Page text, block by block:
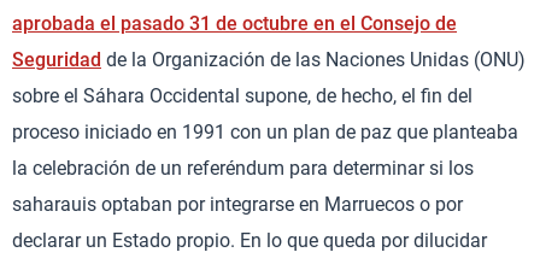
aprobada el pasado 31 de octubre en el Consejo de
Seguridad de la Organización de las Naciones Unidas (ONU)
sobre el Sáhara Occidental supone, de hecho, el fin del
proceso iniciado en 1991 con un plan de paz que planteaba
la celebración de un referéndum para determinar si los
saharauis optaban por integrarse en Marruecos o por
declarar un Estado propio. En lo que queda por dilucidar